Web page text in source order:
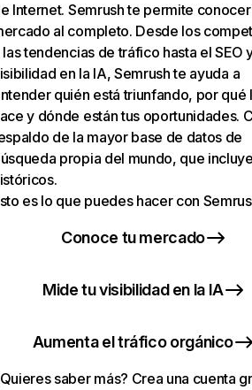
Internet. Semrush te permite
al completo. Desde los
las tendencias de tráfico hasta el SEO
en la IA, Semrush te ayuda a
quién está triunfando, por qué
y dónde están tus oportunidades.
de la mayor base de datos de
propia del mundo, que
es lo que puedes hacer con
Conoce tu mercado
Mide tu visibilidad en la IA
Aumenta el tráfico orgánico
saber más? Crea una cuenta